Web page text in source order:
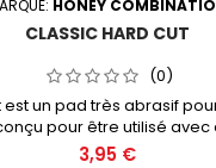
HONEY
CLASSIC HARD CUT
(0)
est un pad très abrasif
pour être utilisé avec
de 50, 75 ou
3,95 €